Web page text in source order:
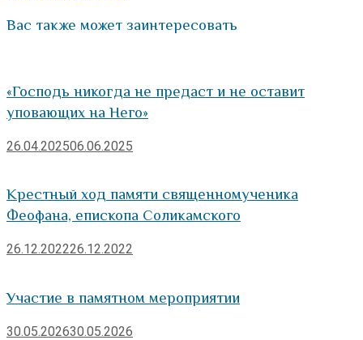
Вас также может заинтересовать
«Господь никогда не предаст и не оставит
уповающих на Него»
26.04.202506.06.2025
Крестный ход памяти священномученика
Феофана, епископа Соликамского
26.12.202226.12.2022
Участие в памятном мероприятии
30.05.202630.05.2026